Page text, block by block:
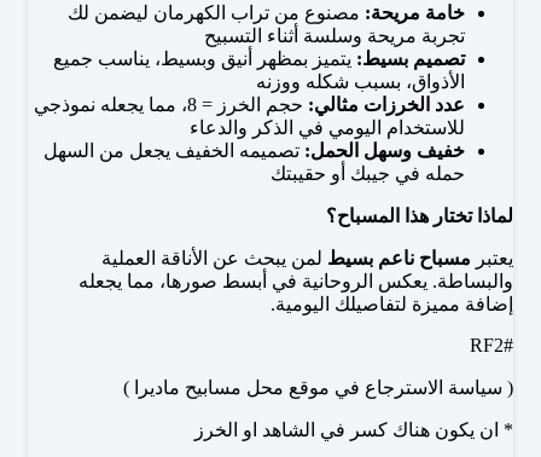
خامة مريحة: مصنوع من تراب الكهرمان ليضمن لك
تجربة مريحة وسلسة أثناء التسبيح
تصميم بسيط: يتميز بمظهر أنيق وبسيط، يناسب جميع
الأذواق، بسبب شكله ووزنه
عدد الخرزات مثالي:
حجم الخرز = 8، مما يجعله نموذجي
للاستخدام اليومي في الذكر والدعاء
خفيف وسهل الحمل: تصميمه الخفيف يجعل من السهل
حمله في جيبك أو حقيبتك
لماذا تختار هذا المسباح؟
يعتبر مسباح ناعم بسيط لمن يبحث عن الأناقة العملية
والبساطة. يعكس الروحانية في أبسط صورها، مما يجعله
إضافة مميزة لتفاصيلك اليومية.
#RF2
( سياسة الاسترجاع في موقع محل مسابيح ماديرا )
* ان يكون هناك كسر في الشاهد او الخرز